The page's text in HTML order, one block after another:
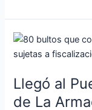
Llegó al
de La
Llegó
al
Manta